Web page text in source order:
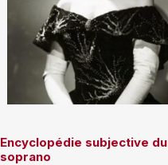
Encyclopédie subjective du
soprano